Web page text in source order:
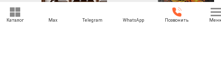
Каталог Max Telegram WhatsApp Позвонить